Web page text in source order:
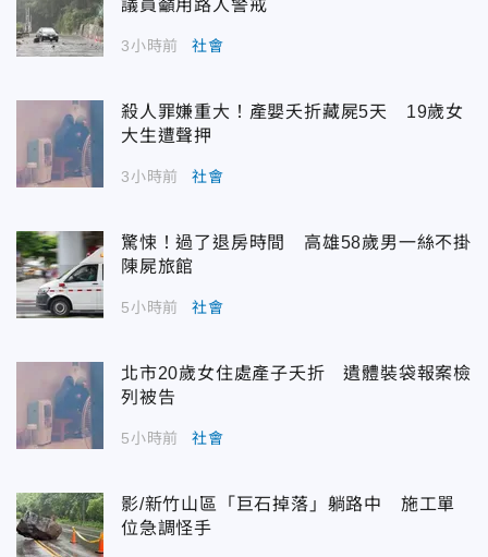
議員籲用路人警戒
3小時前 社會
殺人罪嫌重大！產嬰夭折藏屍5天 19歲女
大生遭聲押
3小時前 社會
驚悚！過了退房時間 高雄58歲男一絲不掛
陳屍旅館
5小時前 社會
北市20歲女住處產子夭折 遺體裝袋報案檢
列被告
5小時前 社會
影/新竹山區「巨石掉落」躺路中 施工單
位急調怪手